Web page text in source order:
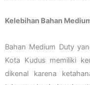
Kelebihan Bahan
Bahan Medium Duty
Kota Kudus memiliki
dikenal karena